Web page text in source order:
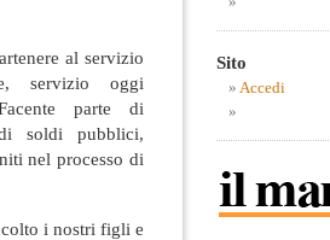
al servizio
servizio oggi
parte di
soldi pubblici,
nel processo di
i nostri figli e
Sito
Accedi